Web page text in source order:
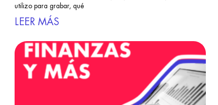
utilizo para grabar, qué
LEER MÁS